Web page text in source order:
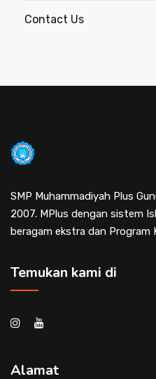
Contact Us
SMP Muhammadiyah Plus
2007. MPlus dengan sistem
beragam ekstra dan Program
Temukan kami di
Alamat